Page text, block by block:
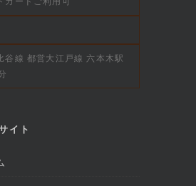
谷線 都営大江戸線 六本木駅
イト